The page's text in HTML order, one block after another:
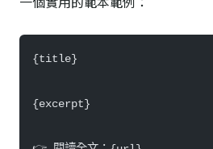
{title}
{excerpt}